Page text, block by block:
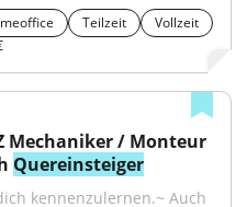
Teilzeit
Vollzeit
Mechaniker / Monteur
Quereinsteiger